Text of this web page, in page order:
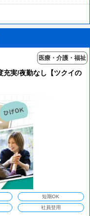
医療・介護・福祉
充実/夜勤なし【ツクイの
短期OK
社員登用